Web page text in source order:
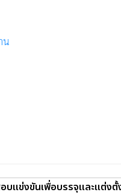
น
แข่งขันเพื่อบรรจุและแต่งตั้